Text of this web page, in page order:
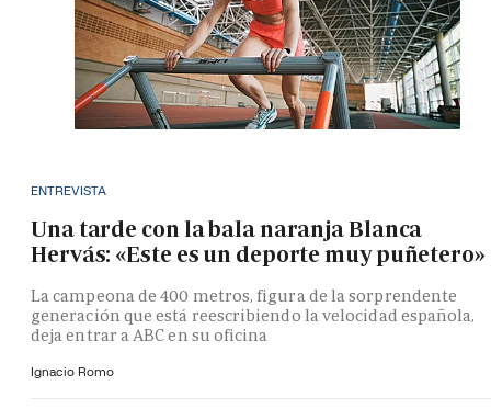
ENTREVISTA
Una tarde con la bala naranja Blanca
Hervás: «Este es un deporte muy puñetero»
La campeona de 400 metros, figura de la sorprendente
generación que está reescribiendo la velocidad española,
deja entrar a ABC en su oficina
Ignacio Romo